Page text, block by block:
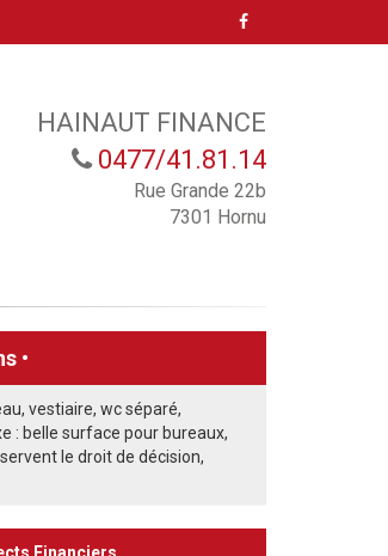
HAINAUT FINANCE
0477/41.81.14
Rue Grande 22b
7301 Hornu
•
vestiaire, wc séparé,
: belle surface pour bureaux,
le droit de décision,